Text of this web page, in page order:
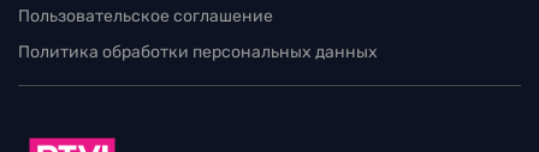
Пользовательское соглашение
Политика обработки персональных данных